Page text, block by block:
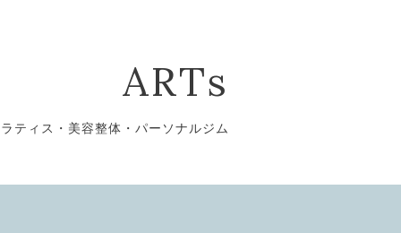
ARTs
ティス・美容整体・パーソナルジム